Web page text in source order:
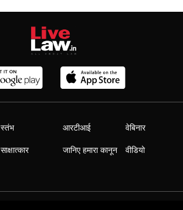
स्तंभ
साक्षात्कार
आरटीआई
जानिए हमारा कानून
वेबिनार
वीडियो